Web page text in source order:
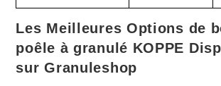
Les Meilleures Options de
poêle à granulé KOPPE
sur Granuleshop